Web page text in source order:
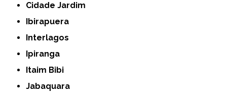
Cidade Jardim
Ibirapuera
Interlagos
Ipiranga
Itaim Bibi
Jabaquara